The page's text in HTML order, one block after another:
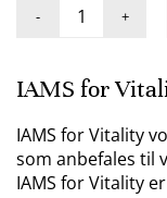
- +
IAMS for
IAMS for Vitality
som anbefales til
IAMS for Vitality